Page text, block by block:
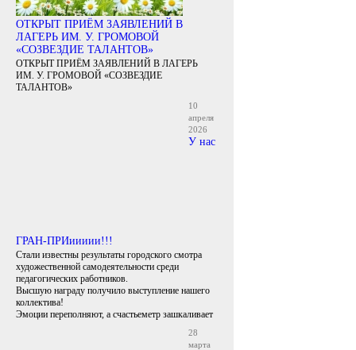
ОТКРЫТ ПРИЁМ ЗАЯВЛЕНИЙ В
ЛАГЕРЬ ИМ. У. ГРОМОВОЙ
«СОЗВЕЗДИЕ ТАЛАНТОВ»
ОТКРЫТ ПРИЁМ ЗАЯВЛЕНИЙ В ЛАГЕРЬ
ИМ. У. ГРОМОВОЙ «СОЗВЕЗДИЕ
ТАЛАНТОВ»
10
апреля
2026
У нас
ГРАН-ПРИиииии!!!
Стали известны результаты городского смотра
художественной самодеятельности среди
педагогических работников.
Высшую награду получило выступление нашего
коллектива!
Эмоции переполняют, а счастьеметр зашкаливает
28
марта